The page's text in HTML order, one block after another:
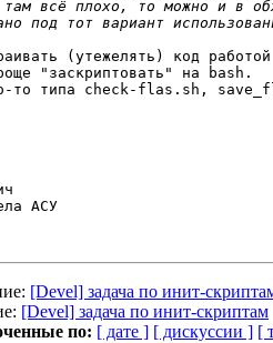
(утежелять) код работой
"заскриптовать" на bash.
то типа check-flas.sh,
АСУ
[Devel] задача по инит-
[Devel] задача по инит-скриптам
по: [ дате ] [ дискуссии ] [